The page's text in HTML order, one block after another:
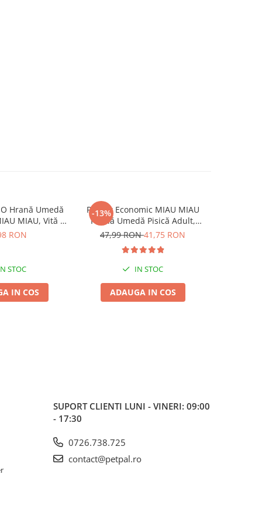
Hrană Umedă
MIAU, Vită în
RON
STOC
IN COS
-13%
Pachet Economic MIAU MIAU
Hrană Umedă Pisică Adult,
Somon în sos, 24x100g
47,99 RON41,75 RON
IN STOC
ADAUGA IN COS
SUPORT CLIENTI LUNI - VINERI: 09:00
- 17:30
0726.738.725
contact@petpal.ro